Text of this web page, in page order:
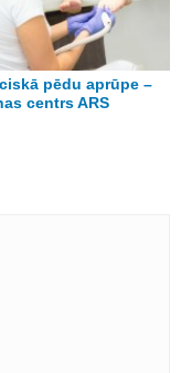
pēdu aprūpe –
centrs ARS